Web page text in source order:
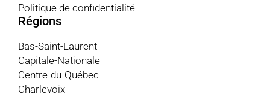
Politique de confidentialité
Régions
Bas-Saint-Laurent
Capitale-Nationale
Centre-du-Québec
Charlevoix